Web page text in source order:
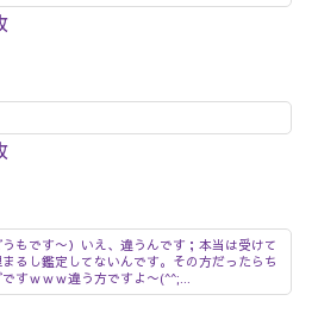
もです〜）いえ、違うんです；本当は受けて
るし鑑定してないんです。その方だったらち
すｗｗｗ違う方ですよ〜(^^;...